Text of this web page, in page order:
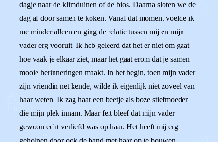
dagje naar de klimduinen of de bios. Daarna sloten we de
dag af door samen te koken. Vanaf dat moment voelde ik
me minder alleen en ging de relatie tussen mij en mijn
vader erg vooruit. Ik heb geleerd dat het er niet om gaat
hoe vaak je elkaar ziet, maar het gaat erom dat je samen
mooie herinneringen maakt. In het begin, toen mijn vader
zijn vriendin net kende, wilde ik eigenlijk niet zoveel van
haar weten. Ik zag haar een beetje als boze stiefmoeder
die mijn plek innam. Maar feit bleef dat mijn vader
gewoon echt verliefd was op haar. Het heeft mij erg
geholpen door ook de band met haar op te bouwen.